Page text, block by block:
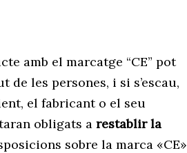
amb el marcatge “CE” pot
les persones, i si s’escau,
el fabricant o el seu
obligats a restablir la
sobre la marca «CE»